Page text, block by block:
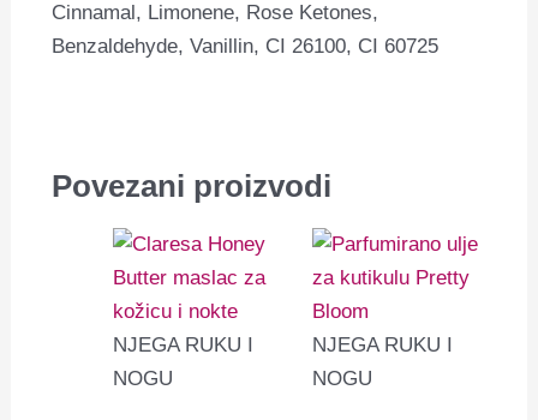
Cinnamal, Limonene, Rose Ketones,
Benzaldehyde, Vanillin, CI 26100, CI 60725
Povezani proizvodi
NJEGA RUKU I
NOGU
NJEGA RUKU I
NOGU